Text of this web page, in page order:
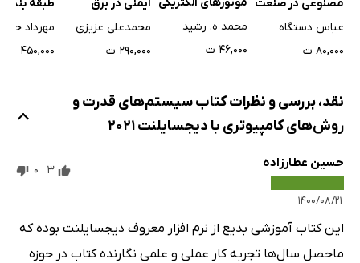
4-5-1- سؤالات 4-5
فصل پنجم: محاسبات اتصال کوتاه
5-1- سؤالات فصل پنجم.
فصل ششم: رسم منحنی‌های دینامیکی در DIgSILENT (تحلیل
پایداری گذرا)
6-1- تعیین متغیرهایی که باید رسم شوند..
6-2- مشخص کردن نوع خطا:
6-4- تغییر زمان قطع اتصال کوتاه برای تعیین زمان قطع بحرانی
مصنوعی در صنعت
برق
عباس دستگاه
۸۰,۰۰۰ ت
موتورهای الکتریکی
محمد ه. رشید
۴۶,۰۰۰ ت
ایمنی در برق
محمدعلی عزیزی
۲۹۰,۰۰۰ ت
طبقه
آزمون‌های
برقی
مهرداد
۴۵۰,۰۰۰ ت
نقد، بررسی و نظرات کتاب سیستم‌های قدرت و
روش‌های کامپیوتری با دیجسایلنت 2021
حسین عطارزاده
۱۴۰۰/۰۸/۲۱
3
0
این کتاب آموزشی بدیع از نرم افزار معروف دیجسایلنت بوده که
ماحصل سال‌ها تجربه کار عملی و علمی نگارنده کتاب در حوزه